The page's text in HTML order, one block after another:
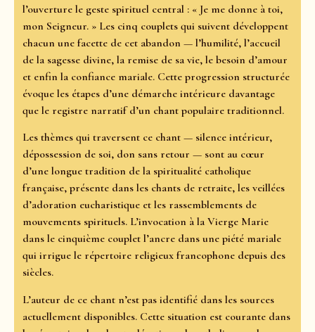
l’ouverture le geste spirituel central : « Je me donne à toi,
mon Seigneur. » Les cinq couplets qui suivent développent
chacun une facette de cet abandon — l’humilité, l’accueil
de la sagesse divine, la remise de sa vie, le besoin d’amour
et enfin la confiance mariale. Cette progression structurée
évoque les étapes d’une démarche intérieure davantage
que le registre narratif d’un chant populaire traditionnel.
Les thèmes qui traversent ce chant — silence intérieur,
dépossession de soi, don sans retour — sont au cœur
d’une longue tradition de la spiritualité catholique
française, présente dans les chants de retraite, les veillées
d’adoration eucharistique et les rassemblements de
mouvements spirituels. L’invocation à la Vierge Marie
dans le cinquième couplet l’ancre dans une piété mariale
qui irrigue le répertoire religieux francophone depuis des
siècles.
L’auteur de ce chant n’est pas identifié dans les sources
actuellement disponibles. Cette situation est courante dans